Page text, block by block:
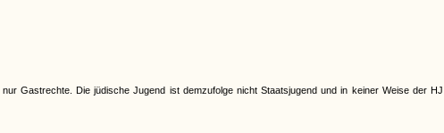
Gastrechte. Die jüdische Jugend ist demzufolge nicht Staatsjugend und in keiner Weise der HJ